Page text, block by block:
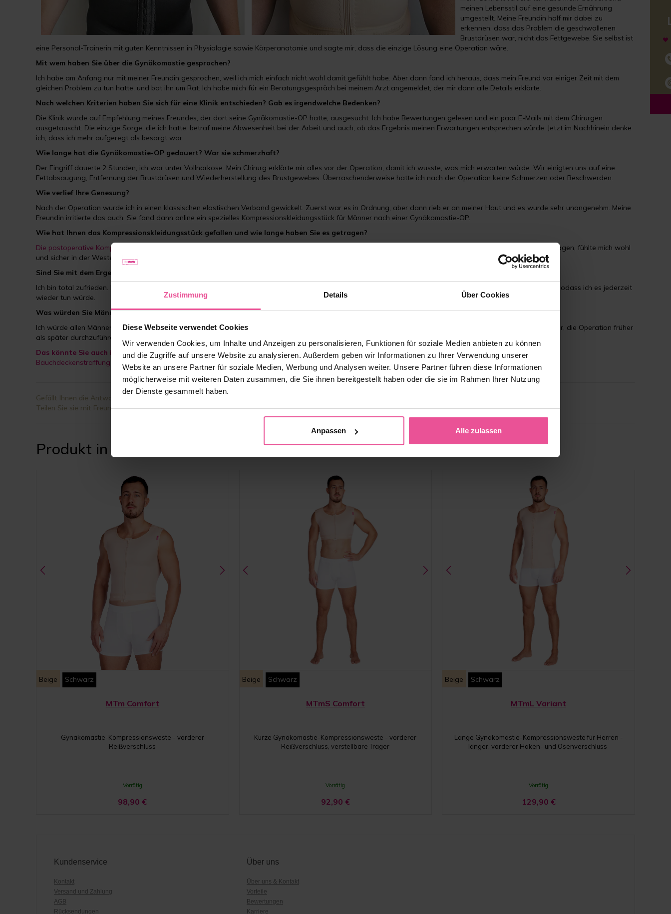
Zustimmung Details Über Cookies
Diese Webseite verwendet Cookies
Wir verwenden Cookies, um Inhalte und Anzeigen zu personalisieren, Funktionen für soziale Medien anbieten zu können
und die Zugriffe auf unsere Website zu analysieren. Außerdem geben wir Informationen zu Ihrer Verwendung unserer
Website an unsere Partner für soziale Medien, Werbung und Analysen weiter. Unsere Partner führen diese Informationen
möglicherweise mit weiteren Daten zusammen, die Sie ihnen bereitgestellt haben oder die sie im Rahmen Ihrer Nutzung
der Dienste gesammelt haben.
Anpassen Alle zulassen
meinen Lebensstil auf eine gesunde Ernährung
umgestellt. Meine Freundin half mir dabei zu
erkennen, dass das Problem die geschwollenen
Brustdrüsen war, nicht das Fettgewebe. Sie selbst ist
eine Personal-Trainerin mit guten Kenntnissen in Physiologie sowie Körperanatomie und sagte mir, dass die einzige Lösung eine Operation wäre.
Mit wem haben Sie über die Gynäkomastie gesprochen?
Ich habe am Anfang nur mit meiner Freundin gesprochen, weil ich mich einfach nicht wohl damit gefühlt habe. Aber dann fand ich heraus, dass mein Freund vor einiger Zeit mit dem
gleichen Problem zu tun hatte, und bat ihn um Rat. Ich habe mich für ein Beratungsgespräch bei meinem Arzt angemeldet, der mir dann alle Details erklärte.
Nach welchen Kriterien haben Sie sich für eine Klinik entschieden? Gab es irgendwelche Bedenken?
Die Klinik wurde auf Empfehlung meines Freundes, der dort seine Gynäkomastie-OP hatte, ausgesucht. Ich habe Bewertungen gelesen und ein paar E-Mails mit dem Chirurgen
ausgetauscht. Die einzige Sorge, die ich hatte, betraf meine Abwesenheit bei der Arbeit und auch, ob das Ergebnis meinen Erwartungen entsprechen würde. Jetzt im Nachhinein denke
ich, dass ich mehr aufgeregt als besorgt war.
Wie lange hat die Gynäkomastie-OP gedauert? War sie schmerzhaft?
Der Eingriff dauerte 2 Stunden, ich war unter Vollnarkose. Mein Chirurg erklärte mir alles vor der Operation, damit ich wusste, was mich erwarten würde. Wir einigten uns auf eine
Fettabsaugung, Entfernung der Brustdrüsen und Wiederherstellung des Brustgewebes. Überraschenderweise hatte ich nach der Operation keine Schmerzen oder Beschwerden.
Wie verlief Ihre Genesung?
Nach der Operation wurde ich in einen klassischen elastischen Verband gewickelt. Zuerst war es in Ordnung, aber dann rieb er an meiner Haut und es wurde sehr unangenehm. Meine
Freundin irritierte das auch. Sie fand dann online ein spezielles Kompressionskleidungsstück für Männer nach einer Gynäkomastie-OP.
Wie hat Ihnen das Kompressionskleidungsstück gefallen und wie lange haben Sie es getragen?
Die postoperative Kompressionsweste
machte meine Genesung sehr einfach. Ich konnte schnell wieder arbeiten. Ich habe sie am Ende länger als empfohlen getragen, fühlte mich wohl
und sicher in der Weste. Außerdem gefiel mir die Kompression, die meine Taille formte, und ich gewöhnte mich daran.
Sind Sie mit dem Ergebnis des Eingriffs zufrieden? Würden Sie ihn nochmal machen?
Ich bin total zufrieden. Ich kann einen Unterschied in den Fotos vorher und nachher sehen. Die gesamte Erfahrung hat mir zu mehr Selbstbewusstsein verholfen, sodass ich es jederzeit
wieder tun würde.
Was würden Sie Männern mit dem gleichen Problem empfehlen?
Ich würde allen Männern, die mit diesem Thema konfrontiert werden, raten, keine Angst zu haben und einen Termin beim Spezialisten zu vereinbaren. Es ist besser, die Operation früher
als später durchzuführen – bevor die Gynäkomastie größer wird. Das Ergebnis ist es auf jedem Fall wert.
Das könnte Sie auch interessieren:
Bauchdeckenstraffung beim Mann
- Marco berichtet in einem Interview mit LIPOELASTIC über seine Erfahrungen.
Gefällt Ihnen die Antwort?
Teilen Sie sie mit Freunden.
Produkt in der Antwort aufgeführt:
Beige Schwarz
MTm Comfort
Gynäkomastie-Kompressionsweste - vorderer
Reißverschluss
Vorrätig
98,90 €
Beige Schwarz
MTmS Comfort
Kurze Gynäkomastie-Kompressionsweste - vorderer
Reißverschluss, verstellbare Träger
Vorrätig
92,90 €
Beige Schwarz
MTmL Variant
Lange Gynäkomastie-Kompressionsweste für Herren -
länger, vorderer Haken- und Ösenverschluss
Vorrätig
129,90 €
Kundenservice
Kontakt
Versand und Zahlung
AGB
Rücksendungen
Über uns
Über uns & Kontakt
Vorteile
Bewertungen
Karriere